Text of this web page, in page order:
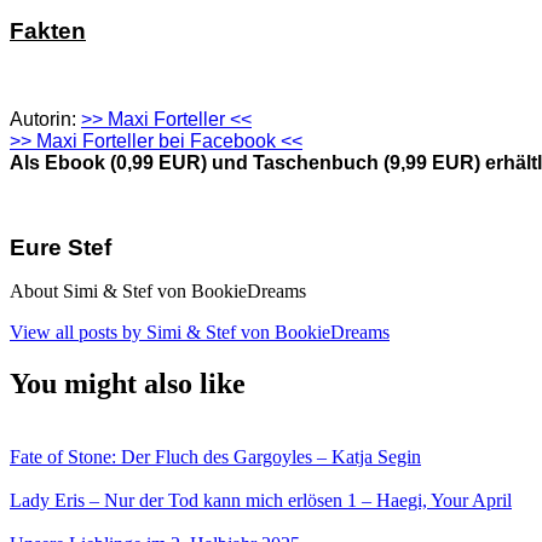
Fakten
Autorin: >> Maxi Forteller <<
>> Maxi Forteller bei Facebook <<
Als Ebook (0,99 EUR) und Taschenbuch (9,99 EUR)
Eure Stef
About Simi & Stef von BookieDreams
View all posts by Simi & Stef von BookieDreams
You might also like
Fate of Stone: Der Fluch des Gargoyles – Katja Segin
Lady Eris – Nur der Tod kann mich erlösen 1 – Haegi, Your April